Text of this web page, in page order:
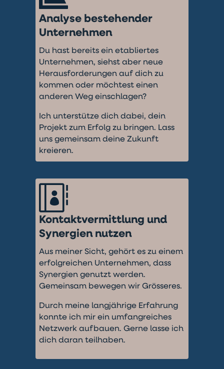
Analyse bestehender
Unternehmen
Du hast bereits ein etabliertes
Unternehmen, siehst aber neue
Herausforderungen auf dich zu
kommen oder möchtest einen
anderen Weg einschlagen?
Ich unterstütze dich dabei, dein
Projekt zum Erfolg zu bringen. Lass
uns gemeinsam deine Zukunft
kreieren.

Kontaktvermittlung und
Synergien nutzen
Aus meiner Sicht, gehört es zu einem
erfolgreichen Unternehmen, dass
Synergien genutzt werden.
Gemeinsam bewegen wir Grösseres.
Durch meine langjährige Erfahrung
konnte ich mir ein umfangreiches
Netzwerk aufbauen. Gerne lasse ich
dich daran teilhaben.